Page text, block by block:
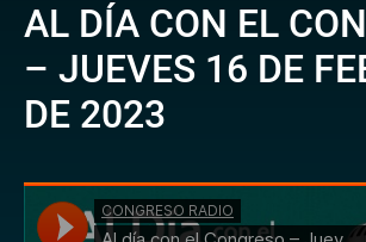
AL DÍA CON EL
– JUEVES 16 DE
DE 2023